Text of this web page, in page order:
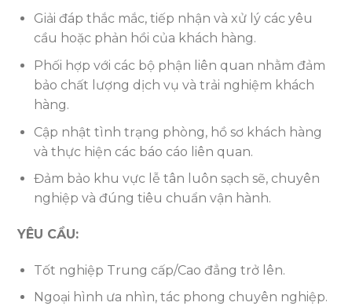
Giải đáp thắc mắc, tiếp nhận và xử lý các yêu
cầu hoặc phản hồi của khách hàng.
Phối hợp với các bộ phận liên quan nhằm đảm
bảo chất lượng dịch vụ và trải nghiệm khách
hàng.
Cập nhật tình trạng phòng, hồ sơ khách hàng
và thực hiện các báo cáo liên quan.
Đảm bảo khu vực lễ tân luôn sạch sẽ, chuyên
nghiệp và đúng tiêu chuẩn vận hành.
YÊU CẦU:
Tốt nghiệp Trung cấp/Cao đẳng trở lên.
Ngoại hình ưa nhìn, tác phong chuyên nghiệp.